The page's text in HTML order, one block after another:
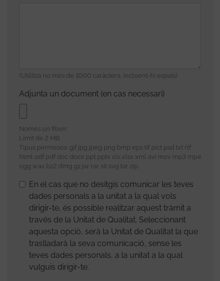
(Utilitza no més de 1000 caràcters, incloent-hi espais)
Adjunta un document (en cas necessari)
Només un fitxer.
Límit de 2 MB.
Tipus permesos: gif jpg jpeg png bmp eps tif pict psd txt rtf
html odf pdf doc docx ppt pptx xls xlsx xml avi mov mp3 mp4
ogg wav bz2 dmg gz jar rar sit svg tar zip.
En el cas que no desitgis comunicar les teves
dades personals a la unitat a la qual vols
dirigir-te, és possible realitzar aquest tràmit a
través de la Unitat de Qualitat. Seleccionant
aquesta opció, serà la Unitat de Qualitat la que
traslladarà la seva comunicació, sense les
teves dades personals, a la unitat a la qual
vulguis dirigir-te.